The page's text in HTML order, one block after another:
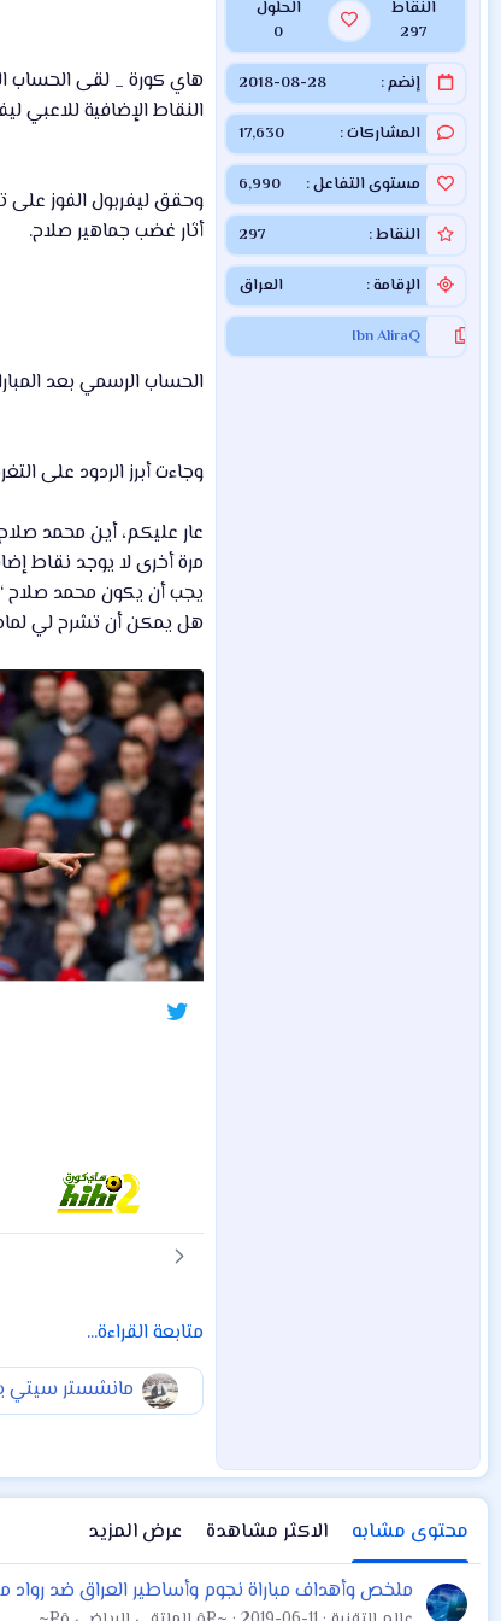
النقاط
297
الحلول
0
إنضم 2018-08-28
المشاركات 17,630
مستوى التفاعل 6,990
النقاط 297
الإقامة العراق
Ibn AliraQ
النقاط الإضافية للاعبي
وحقق ليفربول الفوز
أثار غضب جماهير صلاح.
الحساب الرسمي بعد
وجاءت أبرز الردود على
عار عليكم، أين محمد
مرة أخرى لا يوجد نقاط
يجب أن يكون محمد صلاح
هل يمكن أن تشرح لي
متابعة القراءة...
مانشستر سيتي
محتوى مشابه الاكثر مشاهدة
عرض المزيد
ملخص وأهداف مباراة نجوم وأساطير العراق ضد رواد منتخب